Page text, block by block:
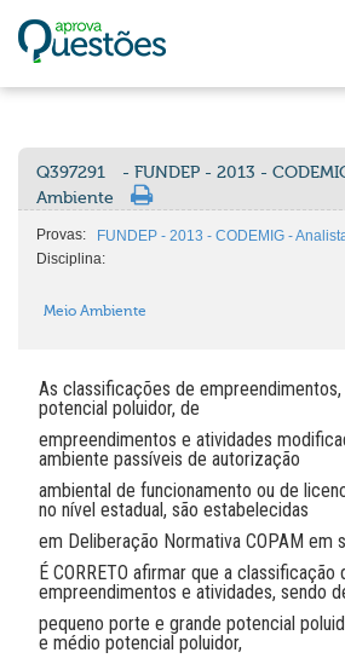
Q397291
- FUNDEP - 2013 -
Ambiente
Provas:
FUNDEP - 2013 - CODEMIG -
Disciplina:
Meio Ambiente
As classificações de
potencial poluidor, de
empreendimentos e atividades
ambiente passíveis de autorização
ambiental de funcionamento ou de
no nível estadual, são estabelecidas
em Deliberação Normativa COPAM em
É CORRETO afirmar que a classificação
empreendimentos e atividades, sendo
pequeno porte e grande potencial
e médio potencial poluidor,